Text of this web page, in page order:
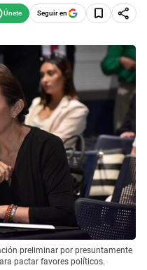
Seguir en
preliminar por presuntamente
pactar favores políticos.